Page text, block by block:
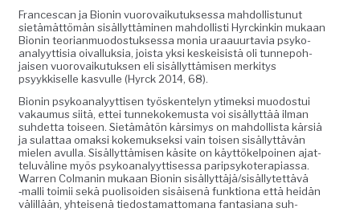
Frances­can ja Bion­in vuorovaiku­tuk­ses­sa mah­dol­lis­tunut
sietämät­tömän sisäl­lyt­tämi­nen mah­dol­listi Hyr­ckinkin mukaan
Bion­in teo­ri­an­muo­dos­tuk­ses­sa monia uraau­ur­tavia psyko­
ana­lyyt­tisia oival­luk­sia, joista yksi keskei­sistä oli tun­nepo­h­
jaisen vuorovaiku­tuk­sen eli sisäl­lyt­tämisen merk­i­tys
psyykkiselle kasvulle (Hyr­ck 2014, 68).
Bion­in psyko­ana­lyyt­tisen työsken­te­lyn ytimek­si muo­dos­tui
vakau­mus siitä, ettei tun­nekoke­mus­ta voi sisäl­lyt­tää ilman
suhdet­ta toiseen. Sietämätön kär­simys on mah­dol­lista kär­siä
ja sulat­taa omak­si koke­muk­sek­si vain toisen sisäl­lyt­tävän
mie­len avul­la. Sisäl­lyt­tämisen käsite on käyt­tökelpoinen ajat­
telu­vä­line myös psyko­ana­lyyt­tises­sa parip­sykoter­api­as­sa.
War­ren Col­manin mukaan Bion­in sisällyttäjä/sisällytettävä
‑malli toimii sekä puolisoiden sisäisenä funk­tiona että hei­dän
välil­lään, yhteisenä tiedosta­mat­tomana fan­tasiana suh­